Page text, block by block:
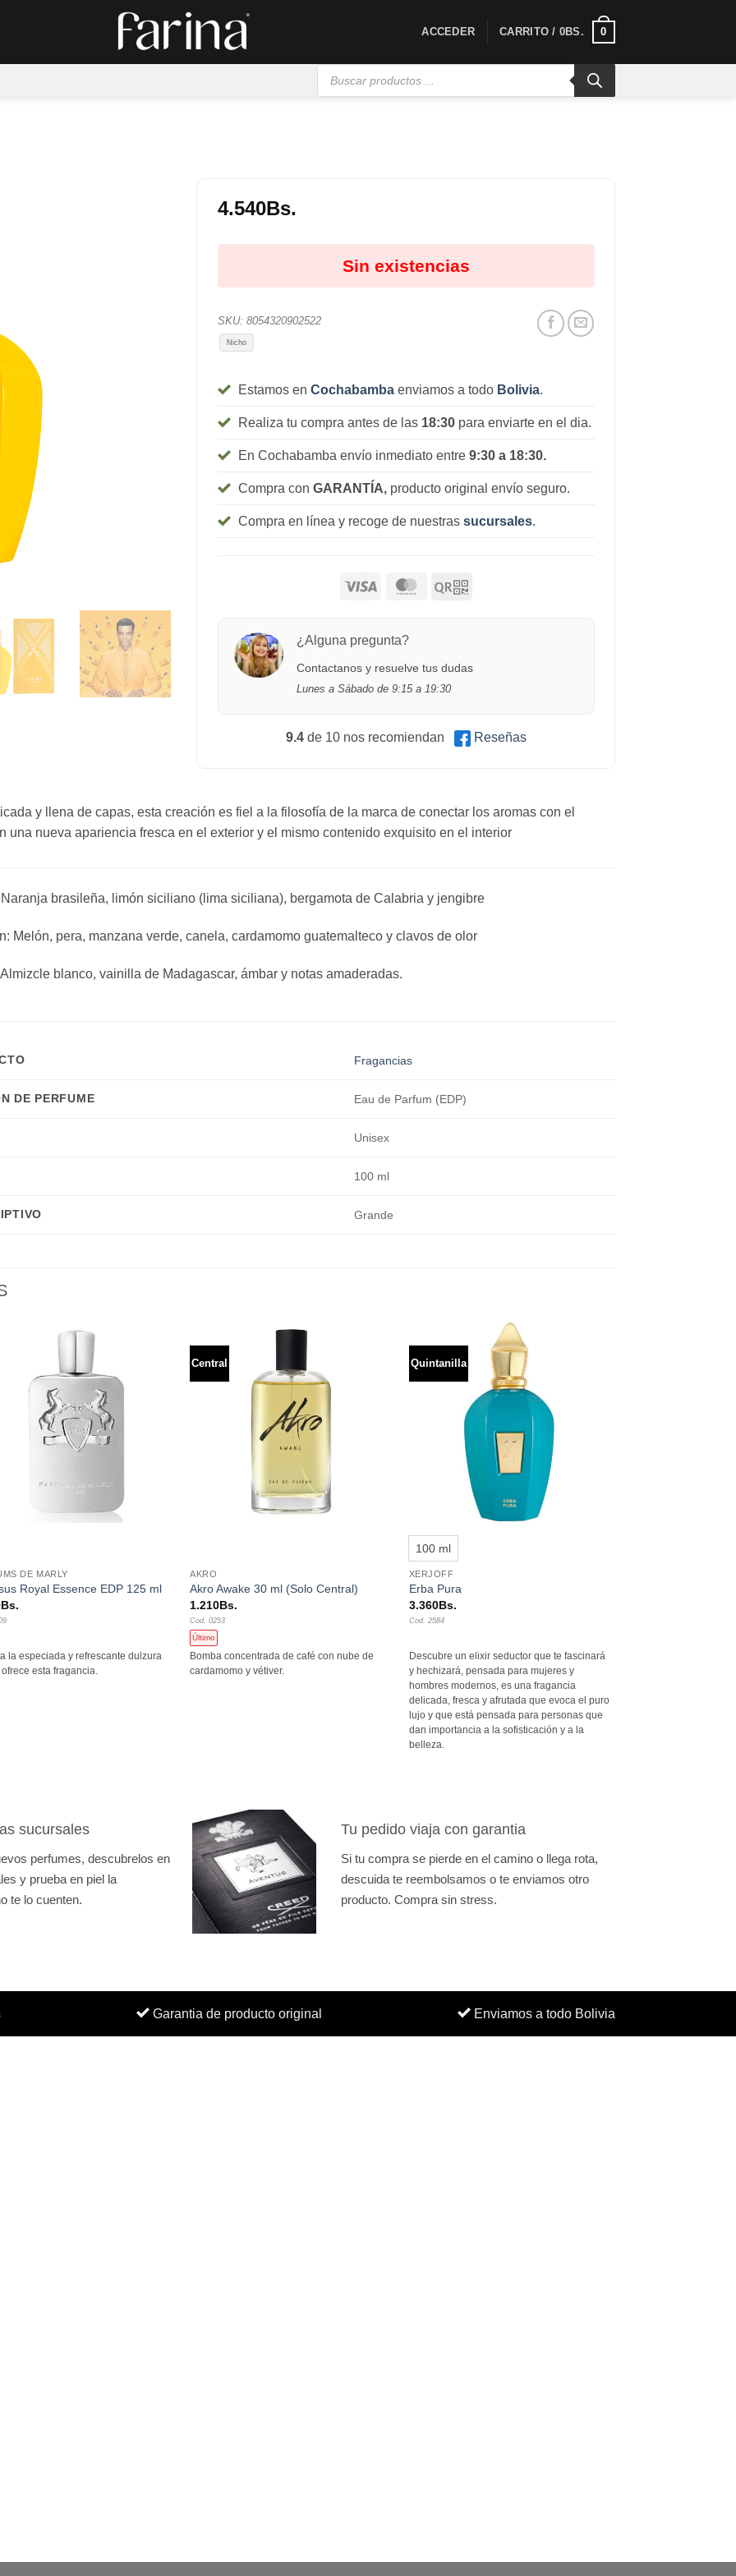
ACCEDER CARRITO / 0BS. 0
Búsqueda
4.540Bs.
Sin existencias
SKU: 8054320902522
Nicho
Estamos en Cochabamba enviamos a todo Bolivia.
Realiza tu compra antes de las 18:30para enviarte en el dia.
En Cochabamba envío inmediato entre 9:30 a 18:30.
Compra con GARANTÍA,producto original envío seguro.
Compra en línea y recoge de nuestras sucursales.
¿Alguna pregunta?
Contactanos y resuelve tus dudas
Lunes a Sábado de 9:15 a 19:30
9.4de 10 nos recomiendan Reseñas
y llena de capas, esta creación es fiel a la filosofía de la marca de conectar los aromas con el
una nueva apariencia fresca en el exterior y el mismo contenido exquisito en el interior
brasileña, limón siciliano (lima siciliana), bergamota de Calabria y jengibre
Melón, pera, manzana verde, canela, cardamomo guatemalteco y clavos de olor
blanco, vainilla de Madagascar, ámbar y notas amaderadas.
Fragancias
DE PERFUME Eau de Parfum (EDP)
Unisex
100 ml
Grande
DE MARLY
Royal Essence EDP 125 ml
Bs.
la especiada y refrescante dulzura
esta fragancia.
Central
AKRO
Akro Awake 30 ml (Solo Central)
1.210Bs.
Cod. 0253
Último
Bomba concentrada de café con nube de
cardamomo y vétiver.
Quintanilla
100 ml
XERJOFF
Erba Pura
3.360Bs.
Cod. 2584
Descubre un elixir seductor que te fascinará
y hechizará, pensada para mujeres y
hombres modernos, es una fragancia
delicada, fresca y afrutada que evoca el puro
lujo y que está pensada para personas que
dan importancia a la sofisticación y a la
belleza.
sucursales
perfumes, descubrelos en
y prueba en piel la
te lo cuenten.
Tu pedido viaja con garantia
Si tu compra se pierde en el camino o llega rota,
descuida te reembolsamos o te enviamos otro
producto. Compra sin stress.
Garantia de producto original Enviamos a todo Bolivia